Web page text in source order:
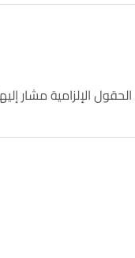
الحقول الإلزامية مشار